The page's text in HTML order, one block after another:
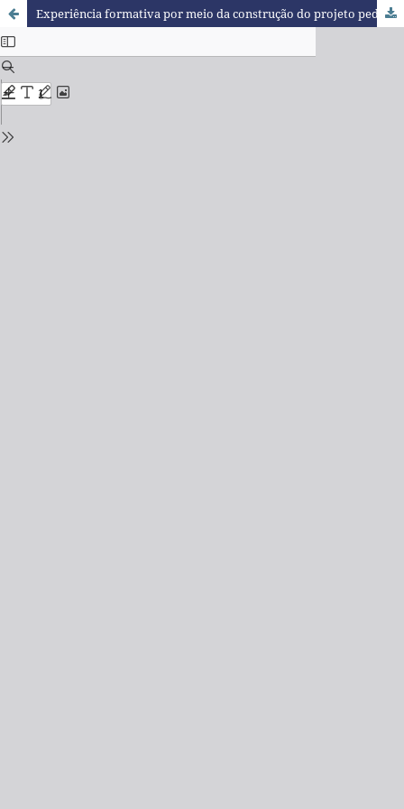
Experiência formativa por meio da construção do projeto pedagógico: “grupo de estudos avançados” (GEA)